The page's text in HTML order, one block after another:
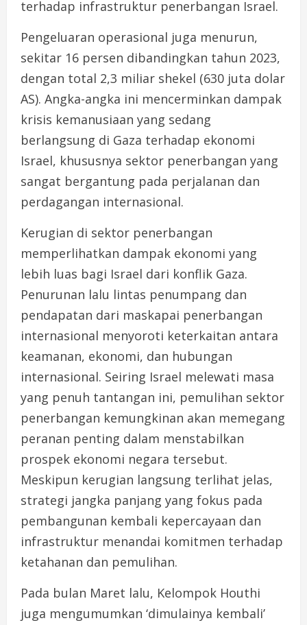
terhadap infrastruktur penerbangan Israel.
Pengeluaran operasional juga menurun,
sekitar 16 persen dibandingkan tahun 2023,
dengan total 2,3 miliar shekel (630 juta dolar
AS). Angka-angka ini mencerminkan dampak
krisis kemanusiaan yang sedang
berlangsung di Gaza terhadap ekonomi
Israel, khususnya sektor penerbangan yang
sangat bergantung pada perjalanan dan
perdagangan internasional.
Kerugian di sektor penerbangan
memperlihatkan dampak ekonomi yang
lebih luas bagi Israel dari konflik Gaza.
Penurunan lalu lintas penumpang dan
pendapatan dari maskapai penerbangan
internasional menyoroti keterkaitan antara
keamanan, ekonomi, dan hubungan
internasional. Seiring Israel melewati masa
yang penuh tantangan ini, pemulihan sektor
penerbangan kemungkinan akan memegang
peranan penting dalam menstabilkan
prospek ekonomi negara tersebut.
Meskipun kerugian langsung terlihat jelas,
strategi jangka panjang yang fokus pada
pembangunan kembali kepercayaan dan
infrastruktur menandai komitmen terhadap
ketahanan dan pemulihan.
Pada bulan Maret lalu, Kelompok Houthi
juga mengumumkan ‘dimulainya kembali’